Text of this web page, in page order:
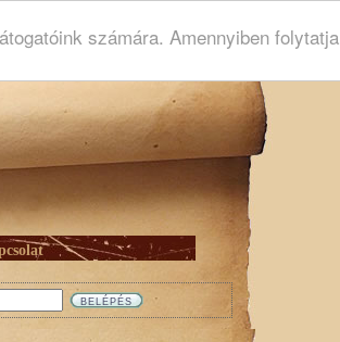
számára. Amennyiben folytatja